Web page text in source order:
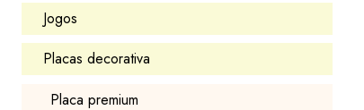
Jogos
Placas decorativa
Placa premium